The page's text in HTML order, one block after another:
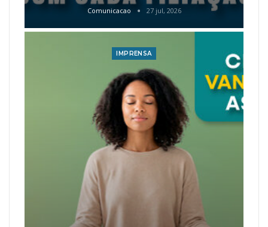
Comunicacao 27 jul, 2026
IMPRENSA